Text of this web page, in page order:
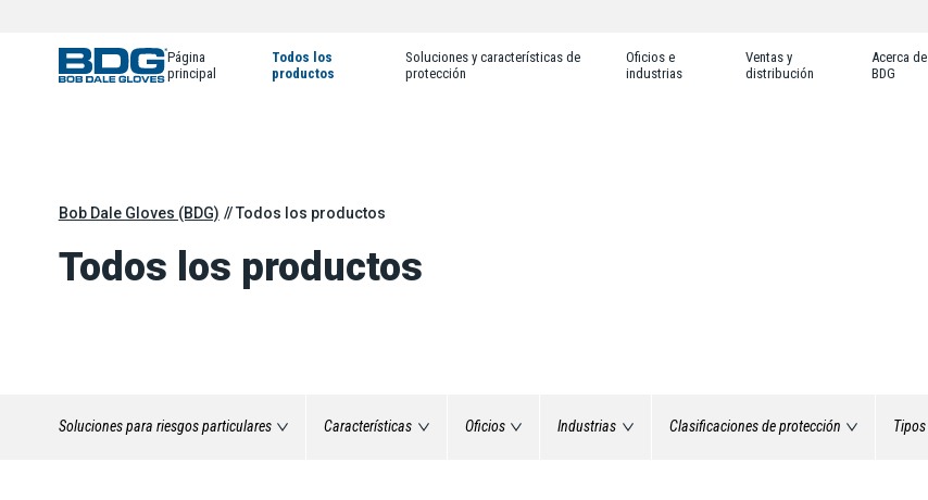
Página
principal
Todos los
productos
Soluciones y características de
protección
Oficios e
industrias
Ventas y
distribución
Acerca de
BDG
Bob Dale Gloves (BDG) Todos los productos
Todos los productos
Soluciones para riesgos particulares Características Oficios Industrias Clasificaciones de protección Tipos